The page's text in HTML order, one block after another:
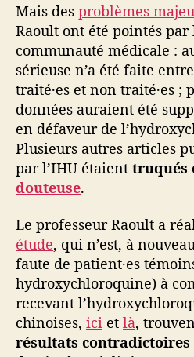
Mais des problèmes
Raoult ont été pointés par
communauté médicale :
sérieuse n’a été faite
traité·es et non traité·es
données auraient été
en défaveur de
Plusieurs autres articles
par l’IHU étaient truqués
douteuse.
Le professeur Raoult a
étude, qui n’est, à
faute de patient·es
hydroxychloroquine) à
recevant
chinoises, ici et là,
résultats contradictoires